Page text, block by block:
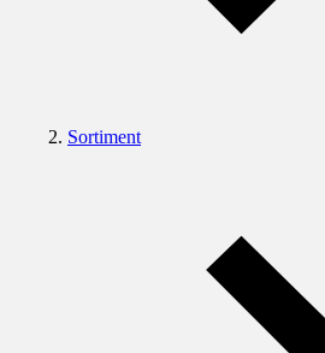
Sortiment